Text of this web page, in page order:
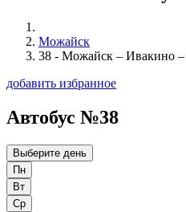
Можайск
38 - Можайск – Ивакино
добавить избранное
Автобус №38
Выберите день
Пн
Вт
Ср